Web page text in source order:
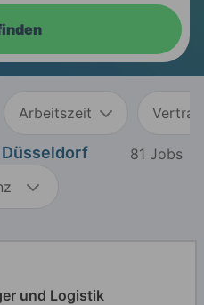
Arbeitszeit
Düsseldorf
81 Jobs
und Logistik